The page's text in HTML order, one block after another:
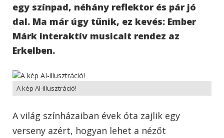
egy színpad, néhány reflektor és pár jó
dal. Ma már úgy tűnik, ez kevés: Ember
Márk interaktív musicalt rendez az
Erkelben.
A kép AI-illusztráció!
A világ színházaiban évek óta zajlik egy
verseny azért, hogyan lehet a nézőt